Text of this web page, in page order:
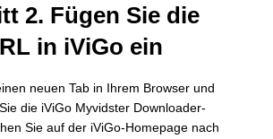
2. Fügen Sie die
in iViGo ein
neuen Tab in Ihrem Browser und
die iViGo Myvidster Downloader-
Sie auf der iViGo-Homepage nach